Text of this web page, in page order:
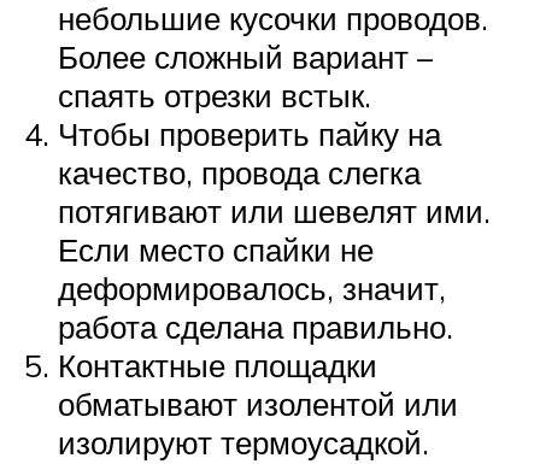
небольшие кусочки проводов.
Более сложный вариант –
спаять отрезки встык.
Чтобы проверить пайку на
качество, провода слегка
потягивают или шевелят ими.
Если место спайки не
деформировалось, значит,
работа сделана правильно.
Контактные площадки
обматывают изолентой или
изолируют термоусадкой.